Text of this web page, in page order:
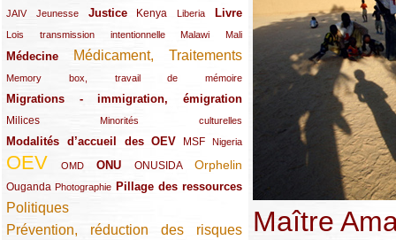
JAIV
(10/289)Jeunesse
(21/289) Justice
(65/289) Kenya
(35/289) Liberia
(25/289) Livre
(62/289)
Lois transmission intentionnelle
(24/289) Malawi
(11/289) Mali
(21/289)
Médecine
(62/289) Médicament, Traitements
(142/289)
Memory box, travail de mémoire
(11/289)
Migrations - immigration, émigration
(67/289)
Milices
(34/289) Minorités culturelles
(15/289)
Modalités d’accueil des OEV
(58/289) MSF
(54/289) Nigeria
(27/289)
OEV
(269/289) OMD
(26/289) ONU
(58/289) ONUSIDA
(44/289) Orphelin
(112/289)
Ouganda
(29/289) Photographie
(27/289) Pillage des ressources
(77/289)
Politiques
(120/289)
Prévention, réduction des risques
(131/289)
Maître